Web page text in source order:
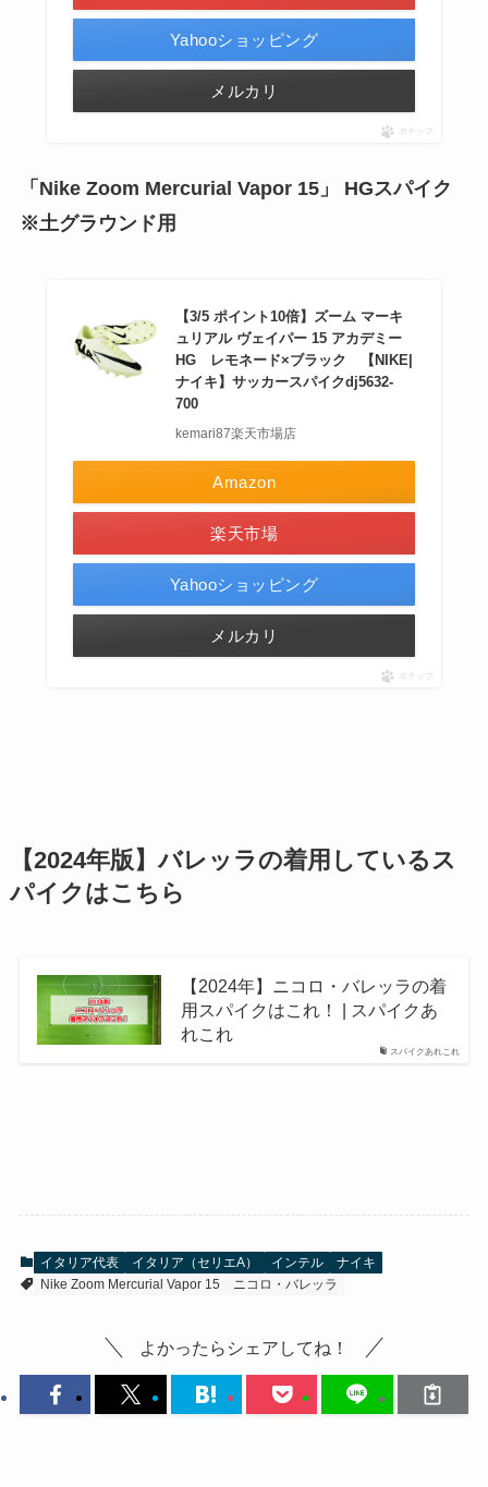
Yahooショッピング
メルカリ
ポチップ
「Nike Zoom Mercurial Vapor 15」 HGスパイク
※土グラウンド用
【3/5 ポイント10倍】ズーム マーキ
ュリアル ヴェイパー 15 アカデミー
HG レモネード×ブラック 【NIKE|
ナイキ】サッカースパイクdj5632-
700
kemari87楽天市場店
Amazon
楽天市場
Yahooショッピング
メルカリ
ポチップ
【2024年版】バレッラの着用しているス
パイクはこちら
スパイクあれこれ
【2024年】ニコロ・バレッラの着
用スパイクはこれ！ | スパイクあ
れこれ
イタリア代表 イタリア（セリエA） インテル
ナイキ
Nike Zoom Mercurial Vapor 15
ニコロ・バレッラ
よかったらシェアしてね！